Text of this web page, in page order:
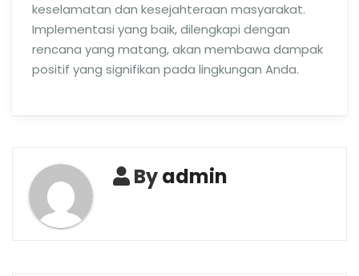
keselamatan dan kesejahteraan masyarakat.
Implementasi yang baik, dilengkapi dengan
rencana yang matang, akan membawa dampak
positif yang signifikan pada lingkungan Anda.
Byadmin